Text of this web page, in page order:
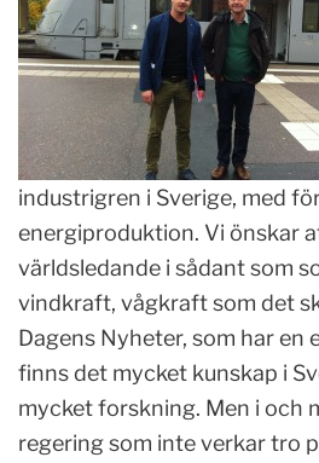
industrigren i Sverige, med
energiproduktion. Vi önskar
världsledande i sådant som
vindkraft, vågkraft som det
Dagens Nyheter, som har en
finns det mycket kunskap i
mycket forskning. Men i och
regering som inte verkar tro